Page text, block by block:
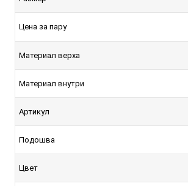
Цена за пару
Материал верха
Материал внутри
Артикул
Подошва
Цвет